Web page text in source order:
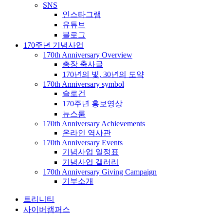
SNS
인스타그램
유튜브
블로그
170주년 기념사업
170th Anniversary Overview
총장 축사글
170년의 빛, 30년의 도약
170th Anniversary symbol
슬로건
170주년 홍보영상
뉴스룸
170th Anniversary Achievements
온라인 역사관
170th Anniversary Events
기념사업 일정표
기념사업 갤러리
170th Anniversary Giving Campaign
기부소개
트리니티
사이버캠퍼스